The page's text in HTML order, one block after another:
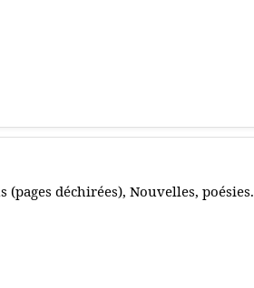
(pages déchirées), Nouvelles, poésies.